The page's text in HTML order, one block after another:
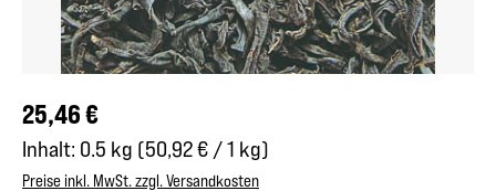
Regulärer Preis:
25,46 €
Inhalt: 0.5 kg (50,92 € / 1 kg)
Preise inkl. MwSt. zzgl. Versandkosten